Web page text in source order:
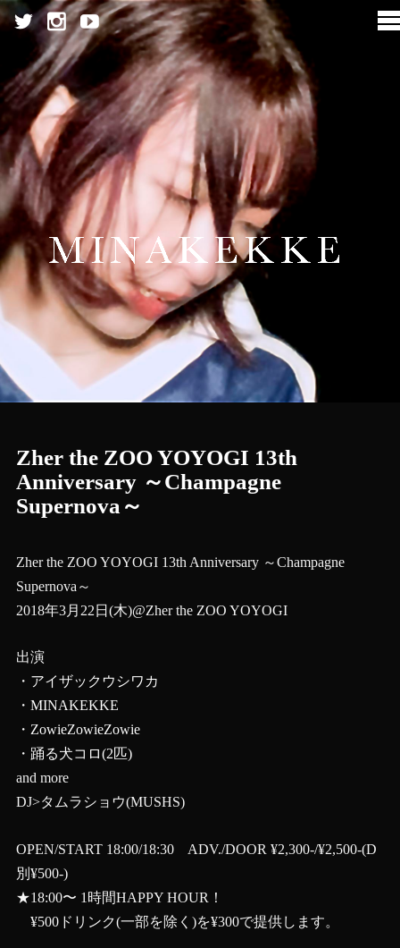
Zher the ZOO YOYOGI 13th
Anniversary ～Champagne
Supernova～
Zher the ZOO YOYOGI 13th Anniversary ～Champagne
Supernova～
2018年3月22日(木)@Zher the ZOO YOYOGI
出演
・ アイザックウシワカ
・ MINAKEKKE
・ ZowieZowieZowie
・ 踊る犬コロ(2匹)
and more
DJ>タムラショウ(MUSHS)
OPEN/START 18:00/18:30 ADV./DOOR ¥2,300-/¥2,500-(D
別¥500-)
★18:00〜 1時間HAPPY HOUR！
¥500ドリンク(一部を除く)を¥300で提供します。